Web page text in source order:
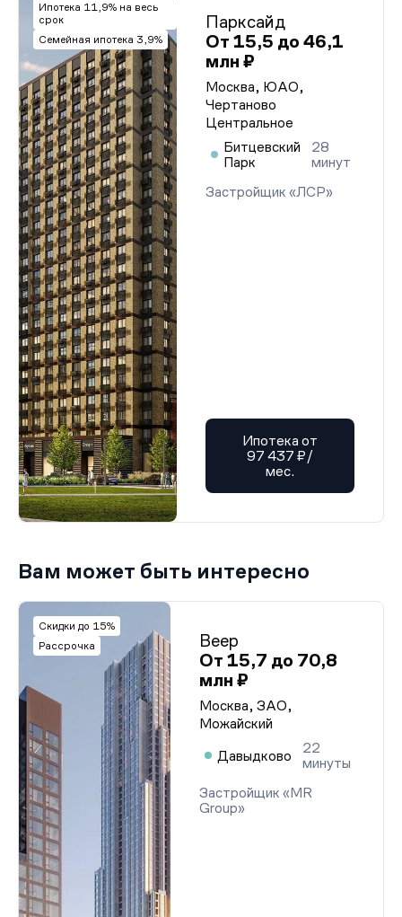
Ипотека 11,9% на весь
срок
Семейная ипотека 3,9%
Парксайд
От 15,5 до 46,1
млн ₽
Москва, ЮАО,
Чертаново
Центральное
Битцевский
Парк
28
минут
Застройщик «ЛСР»
Ипотека от
97 437 ₽/
мес.
Вам может быть интересно
Скидки до 15%
Рассрочка
Веер
От 15,7 до 70,8
млн ₽
Москва, ЗАО,
Можайский
Давыдково
22
минуты
Застройщик «MR
Group»